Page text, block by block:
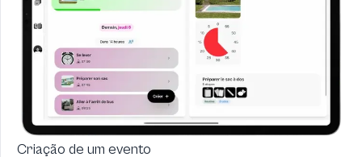
Criação de um evento